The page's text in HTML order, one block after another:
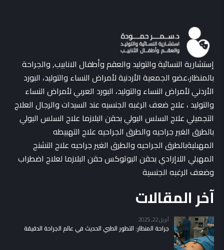
إستشارية النسائية والتوليد والعقم وأطفال الانابيب, والجراحة
بالمنظار،عضو الجمعية الأردنية لأمراض النساء والتوليد، البورد
الأردني لأمراض النساء والتوليد، البورد العربي لأمراض النساء
والتوليد ، علاج ضعف الرغبه الجنسيه عند السيدات والرجال العلاج
التجميلي علاج السلس البولي بحقن البلازما علاج السلس البولي
بالطرق الغير جراحيه والطرق الجراحيه علاج التهبيطه
المهبليةبالطرق الجراحيه والطرق الغير جراحيه علاج التشنج
المهبلي اللاإرادي بحقن البوتوكس حقن البلازما لعلاج اضطراب
وضعف الرغبه الجنسية
آخر المقالات
أبريل 22, 2025
جراحة المنظار: التطور الطبي الحديث في عالم الجراحة الدقيقة